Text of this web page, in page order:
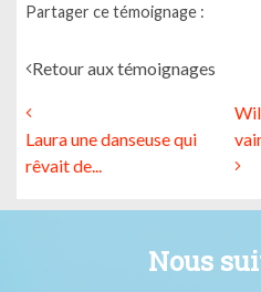
Partager ce témoignage :
Retour aux témoignages
Laura une danseuse qui
rêvait de...
Nous